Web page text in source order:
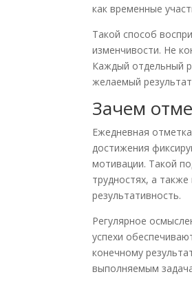
как временные
Такой способ
изменчивости. Не
Каждый отдельный
желаемый
Зачем
Ежедневная
достижения
мотивации. Такой
трудностях, а
результативность.
Регулярное
успехи
конечному
выполняемым